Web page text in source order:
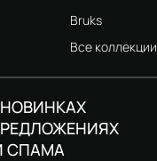
Bruks
Все коллекции
СПАМА